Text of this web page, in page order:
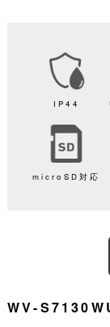
IP44
microSD対応
WV-